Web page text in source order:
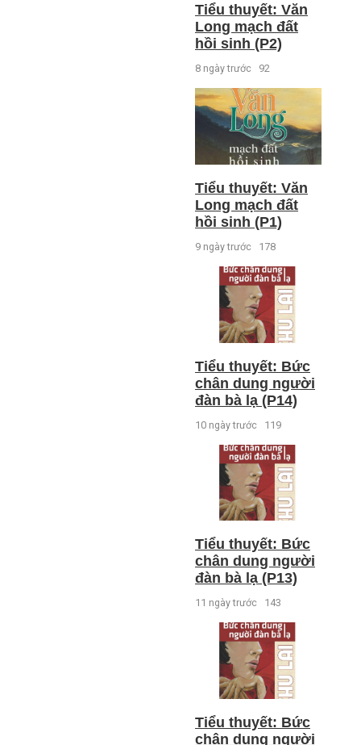
Tiểu thuyết: Văn
Long mạch đất
hồi sinh (P2)
8 ngày trước 92
Tiểu thuyết: Văn
Long mạch đất
hồi sinh (P1)
9 ngày trước 178
Tiểu thuyết: Bức
chân dung người
đàn bà lạ (P14)
10 ngày trước 119
Tiểu thuyết: Bức
chân dung người
đàn bà lạ (P13)
11 ngày trước 143
Tiểu thuyết: Bức
chân dung người